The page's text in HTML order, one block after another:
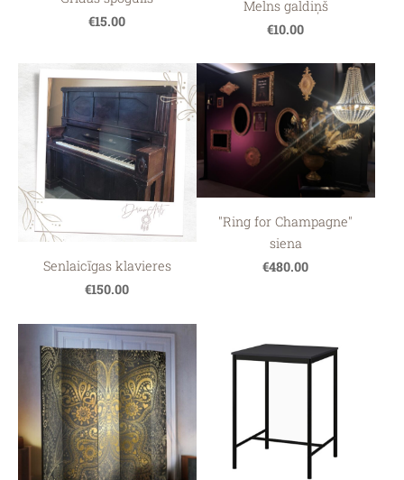
€15.00
Melns galdiņš
€10.00
Senlaicīgas klavieres
€150.00
"Ring for Champagne"
siena
€480.00